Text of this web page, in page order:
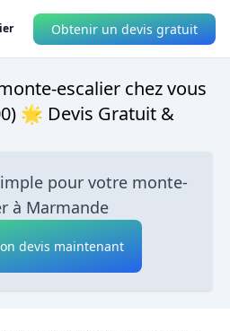
Obtenir un devis gratuit
escalier chez vous
🌟 Devis Gratuit &
pour votre monte-
à Marmande
devis maintenant